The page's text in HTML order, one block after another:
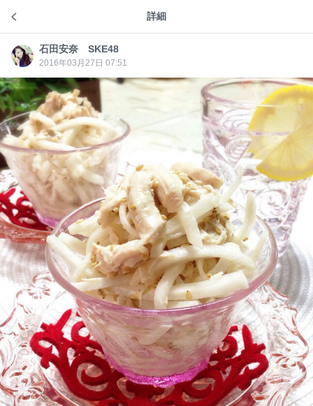
詳細
石田安
奈
8
石田安奈 SKE48
2016年03月27日 07:51
石田安奈 SKE48のトーク
O/お
笑い
人）
石田安奈さんがフォローしてくださいました！ありが
とうございます！
石田安
奈
SKE4
8
石田安奈 SKE48 10年前
削除されたユーザー
あんにゃ、大丈夫？今はゆっくり治す事に専念して
ね！無理しないでね！
ありがとう( ´•̥ω•̥` )
1 777
石田安
奈
SKE4
8
石田安奈 SKE48 10年前
http://www.kyoraku.co.jp/zebra_angel/
なんと！！！
あんにゃイエロー発動だよんー